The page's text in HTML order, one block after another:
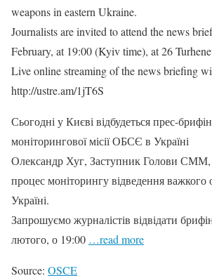
weapons in eastern Ukraine.
Journalists are invited to attend the news
February, at 19:00 (Kyiv time), at 26
Live online streaming of the news briefing
http://ustre.am/1jT6S
Сьогодні у Києві відбудеться прес-
моніторингової місії ОБСЄ в Україні
Олександр Хуг, Заступник Голови СММ,
процес моніторингу відведення важкого
Україні.
Запрошуємо журналістів відвідати
лютого, о 19:00 …read more
Source: OSCE